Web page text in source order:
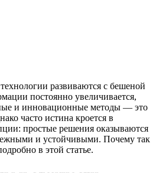
развиваются с бешеной
постоянно увеличивается,
и инновационные методы — это
часто истина кроется в
простые решения оказываются
и устойчивыми. Почему так
в этой статье.